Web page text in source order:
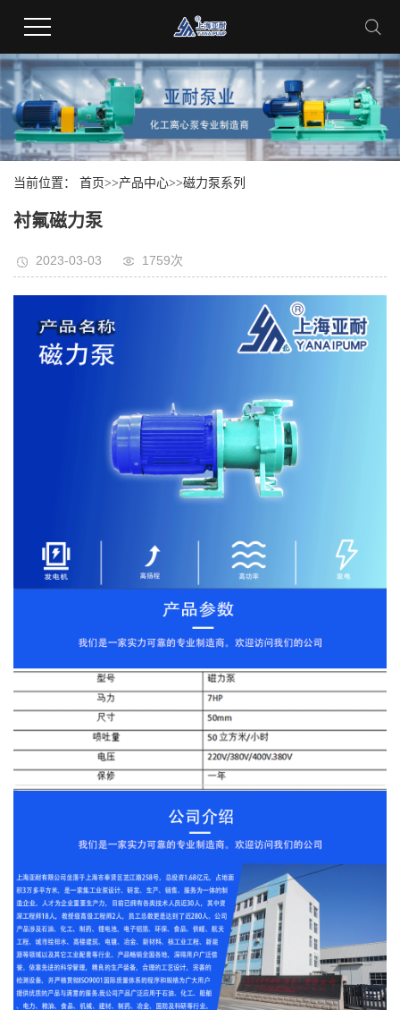
当前位置： 首页>>产品中心>>磁力泵系列
衬氟磁力泵
2023-03-03 1759次